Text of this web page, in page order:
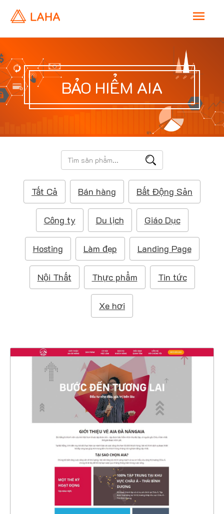
M
a
i
n
n
u
BẢO HIỂM AIA
T
ì
m
i
ế
m
Tất Cả Bán hàng Bất Động Sản
Công ty Du lịch Giáo Dục
Hosting Làm đẹp Landing Page
Nội Thất Thực phẩm Tin tức
Xe hơi
47265